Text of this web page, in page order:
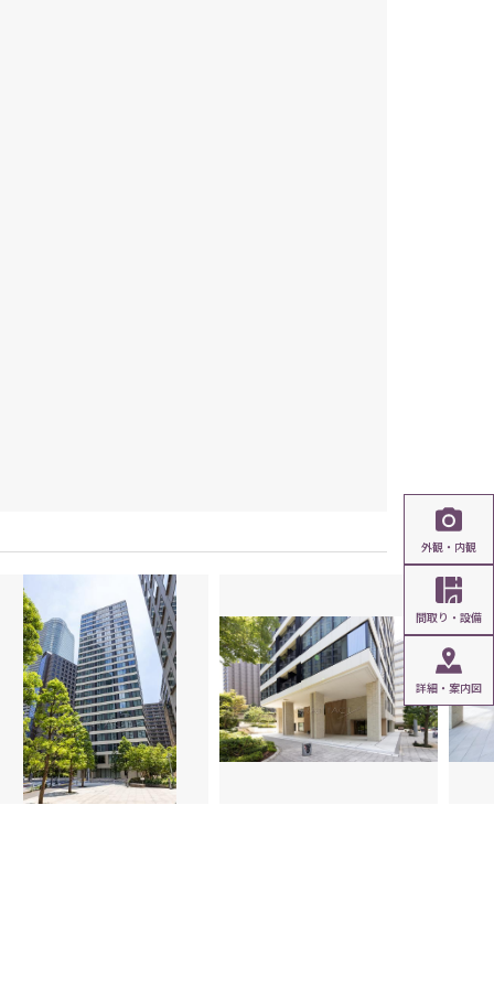
外観・内観
間取り・設備
詳細・案内図